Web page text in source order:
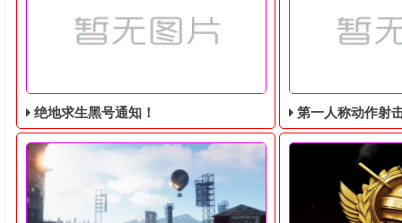
绝地求生黑号通知！ 第一人称动作射击游戏《绝地